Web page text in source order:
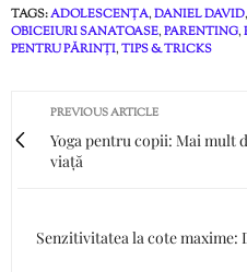
TAGS:ADOLESCENȚA,DANIEL DAVID,
OBICEIURI SANATOASE,PARENTING,
PENTRU PĂRINȚI,TIPS & TRICKS
PREVIOUS ARTICLE
Yoga pentru copii: Mai mult
viață
Senzitivitatea la cote maxime: